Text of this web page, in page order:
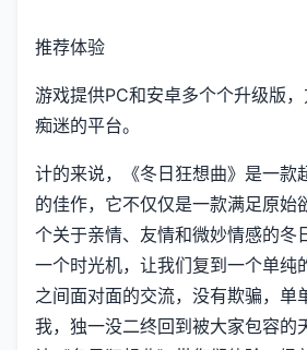
推荐体验
游戏提供PC和安卓多个个升级版
痴迷的平台。
计的来说，《冬日狂想曲》是一款​​
的佳作​​，它不仅仅是一款满足原始
个关于亲情、友情和微妙情感的冬
一个时光机，让我们复到一个单纯
之间面对面的交流，没有欺骗，单
我，独一没二终回到被大家包容的